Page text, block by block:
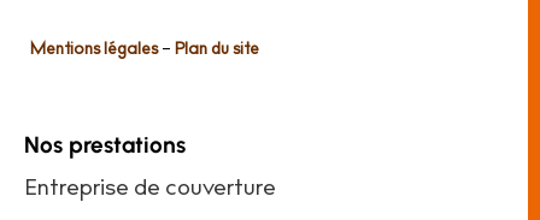
Mentions légales– Plan du site
Nos prestations
Entreprise de couverture